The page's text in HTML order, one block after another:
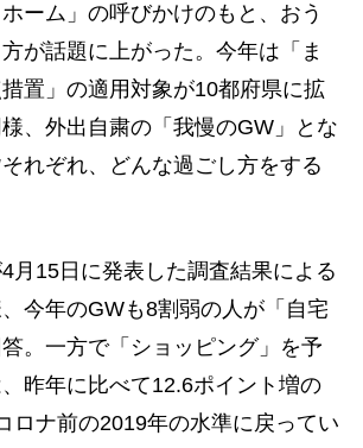
ーム」の呼びかけのもと、おう
が話題に上がった。今年は「ま
置」の適用対象が10都府県に拡
、外出自粛の「我慢のGW」とな
れぞれ、どんな過ごし方をする
15日に発表した調査結果による
今年のGWも8割弱の人が「自宅
。一方で「ショッピング」を予
昨年に比べて12.6ポイント増の
ロナ前の2019年の水準に戻ってい